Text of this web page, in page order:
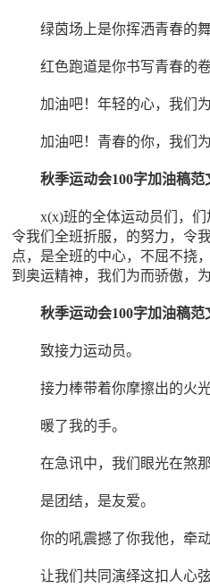
绿茵场上是你挥洒青春的舞
红色跑道是你书写青春的卷
加油吧！年轻的心，我们
加油吧！青春的你，我们
秋季运动会100字加油稿范
x(x)班的全体运动员们，
令我们全班折服，的努力，令
点，是全班的中心，不屈不挠
到奥运精神，我们为而骄傲，为
秋季运动会100字加油稿范
致接力运动员。
接力棒带着你摩擦出的火光
暖了我的手。
在急讯中，我们眼光在煞
是团结，是友爱。
你的吼震撼了你我他，牵
让我们共同演绎这扣人心